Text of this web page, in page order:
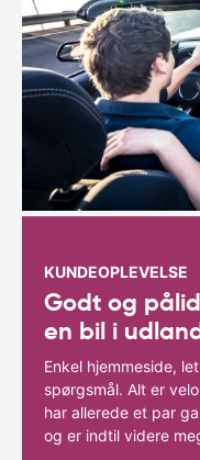
KUNDEOPLEVELSE
Godt og
en bil i
Enkel hjemmeside,
spørgsmål. Alt er
har allerede et par
og er indtil videre